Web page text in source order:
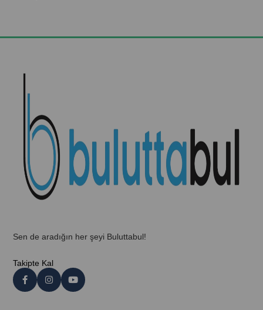
Sen de aradığın her şeyi Buluttabul!
Takipte Kal